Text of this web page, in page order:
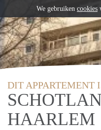
DIT APPARTEMENT
HAARLEM
We gebruiken cookies